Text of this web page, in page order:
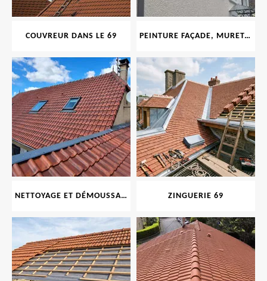
COUVREUR DANS LE 69 PEINTURE FAÇADE, MURET, TOITURE, BOISERIE, FERRONERIE, GOUTTIÈRE 69
NETTOYAGE ET DÉMOUSSAGE DE TOITURE ET FAÇADE 69 ZINGUERIE 69